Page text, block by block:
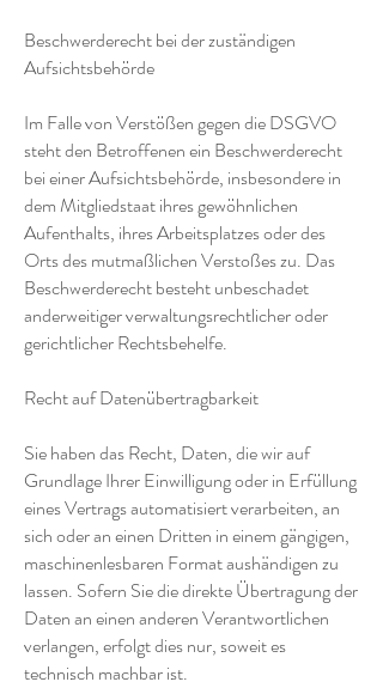
Beschwerderecht bei der zuständigen
Aufsichtsbehörde
Im Falle von Verstößen gegen die DSGVO
steht den Betroffenen ein Beschwerderecht
bei einer Aufsichtsbehörde, insbesondere in
dem Mitgliedstaat ihres gewöhnlichen
Aufenthalts, ihres Arbeitsplatzes oder des
Orts des mutmaßlichen Verstoßes zu. Das
Beschwerderecht besteht unbeschadet
anderweitiger verwaltungsrechtlicher oder
gerichtlicher Rechtsbehelfe.
Recht auf Datenübertragbarkeit
Sie haben das Recht, Daten, die wir auf
Grundlage Ihrer Einwilligung oder in Erfüllung
eines Vertrags automatisiert verarbeiten, an
sich oder an einen Dritten in einem gängigen,
maschinenlesbaren Format aushändigen zu
lassen. Sofern Sie die direkte Übertragung der
Daten an einen anderen Verantwortlichen
verlangen, erfolgt dies nur, soweit es
technisch machbar ist.